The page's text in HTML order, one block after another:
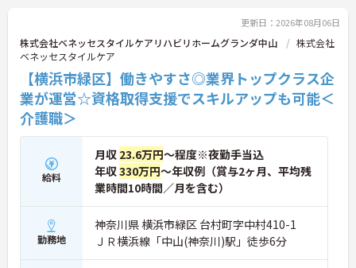
詳細をお話ししますのでお気軽にご相談ください！更新日：2026年08月06日
株式会社ベネッセスタイルケアリハビリホームグランダ中山
株式会社
ベネッセスタイルケア
【横浜市緑区】働きやすさ◎業界トップクラス企
業が運営☆資格取得支援でスキルアップも可能＜
介護職＞
給料
月収 23.6万円～程度※夜勤手当込
年収330万円～年収例（賞与2ヶ月、平均残
業時間10時間／月を含む）
勤務地
神奈川県 横浜市緑区 台村町字中村410-1
ＪＲ横浜線「中山(神奈川)駅」徒歩6分